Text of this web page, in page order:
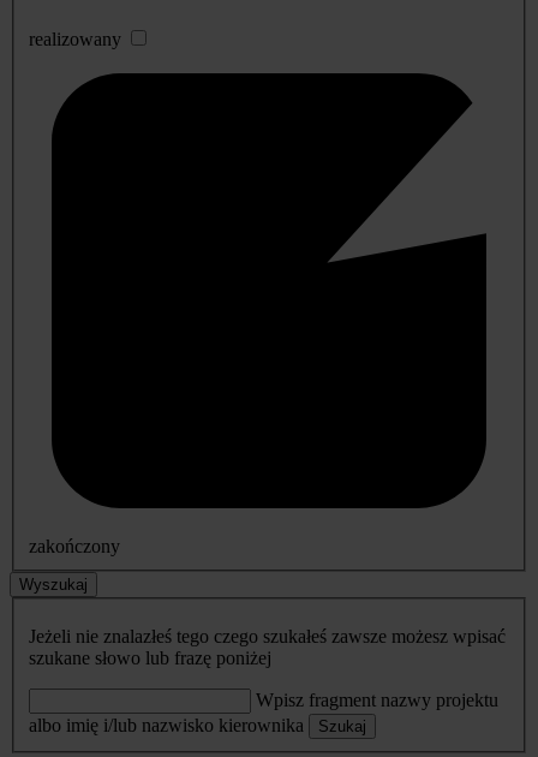
realizowany
zakończony
Wyszukaj
Jeżeli nie znalazłeś tego czego szukałeś zawsze możesz wpisać
szukane słowo lub frazę poniżej
Wpisz fragment nazwy projektu
albo imię i/lub nazwisko kierownika
Szukaj